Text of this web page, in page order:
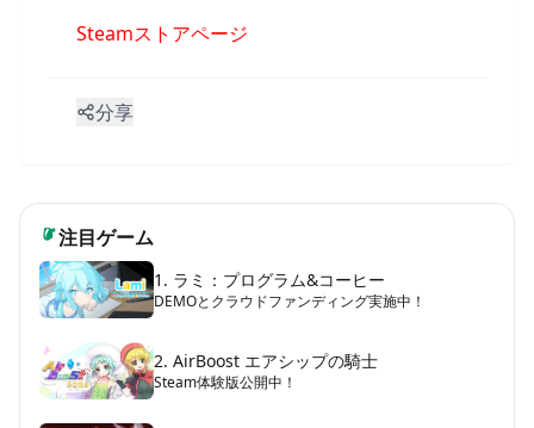
Steamストアページ
分享
注目ゲーム
1. ラミ：プログラム&コーヒー
DEMOとクラウドファンディング実施中！
2. AirBoost エアシップの騎士
Steam体験版公開中！